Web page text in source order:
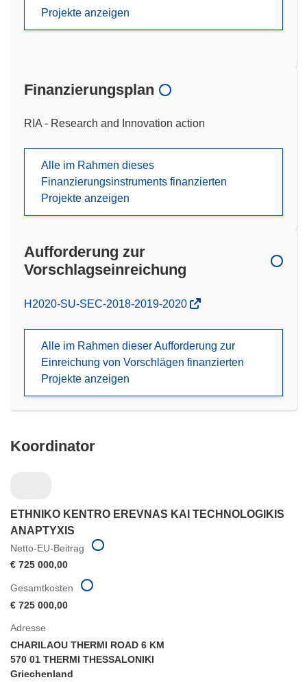
Projekte anzeigen
Finanzierungsplan
RIA - Research and Innovation action
Alle im Rahmen dieses
Finanzierungsinstruments finanzierten
Projekte anzeigen
Aufforderung zur
Vorschlagseinreichung
(öffnet
Fenster)
H2020-SU-SEC-2018-2019-2020
Alle im Rahmen dieser Aufforderung zur
Einreichung von Vorschlägen finanzierten
Projekte anzeigen
Koordinator
ETHNIKO KENTRO EREVNAS KAI TECHNOLOGIKIS
ANAPTYXIS
Netto-EU-Beitrag
€ 725 000,00
Adresse
CHARILAOU THERMI ROAD 6 KM
570 01 THERMI THESSALONIKI
Griechenland
Gesamtkosten
€ 725 000,00